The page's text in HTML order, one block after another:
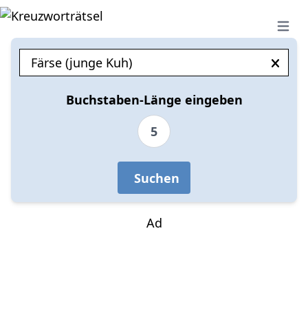
Open
Buchstaben-Länge eingeben
5
Suchen
Ad